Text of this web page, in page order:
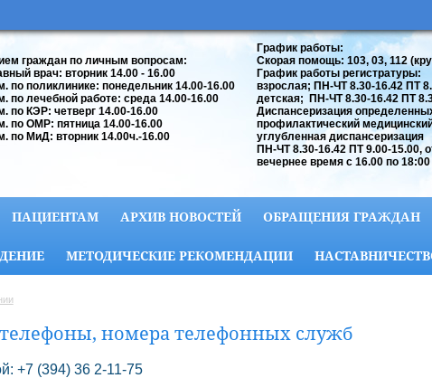
граждан по личным вопросам:
врач: вторник 14.00 - 16.00
по поликлинике: понедельник 14.00-16.00
по лечебной работе: среда 14.00-16.00
по КЭР: четверг 14.00-16.00
по ОМР: пятница 14.00-16.00
по МиД: вторник 14.00ч.-16.00
График работы:
Скорая помощь: 103, 03, 112
График работы регистратуры:
взрослая; ПН-ЧТ 8.30-16.42 ПТ
детская; ПН-ЧТ 8.30-16.42 ПТ
Диспансеризация
профилактический
углубленная диспансеризация
ПН-ЧТ 8.30-16.42 ПТ 9.00-15.00,
вечернее время с 16.00 по 18:00
ПАЦИЕНТАМ АРХИВ НОВОСТЕЙ ОБРАЩЕНИЯ ГРАЖДАН
МЕТОДИЧЕСКИЕ РЕКОМЕНДАЦИИ
номера телефонных служб
+7 (394) 36 2-11-75